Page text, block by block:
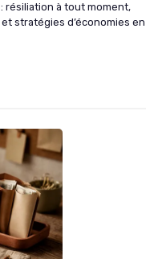
résiliation à tout moment,
stratégies d’économies en